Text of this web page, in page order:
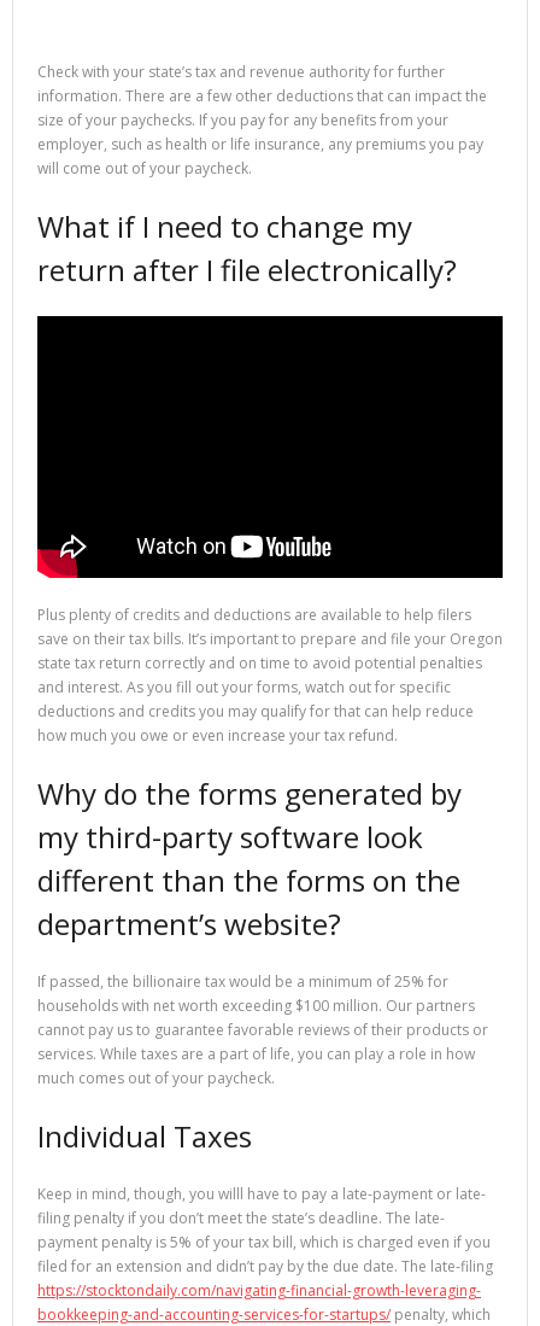
Check with your state’s tax and revenue authority for further
information. There are a few other deductions that can impact the
size of your paychecks. If you pay for any benefits from your
employer, such as health or life insurance, any premiums you pay
will come out of your paycheck.
What if I need to change my
return after I file electronically?
Plus plenty of credits and deductions are available to help filers
save on their tax bills. It’s important to prepare and file your Oregon
state tax return correctly and on time to avoid potential penalties
and interest. As you fill out your forms, watch out for specific
deductions and credits you may qualify for that can help reduce
how much you owe or even increase your tax refund.
Why do the forms generated by
my third-party software look
different than the forms on the
department’s website?
If passed, the billionaire tax would be a minimum of 25% for
households with net worth exceeding $100 million. Our partners
cannot pay us to guarantee favorable reviews of their products or
services. While taxes are a part of life, you can play a role in how
much comes out of your paycheck.
Individual Taxes
Keep in mind, though, you willl have to pay a late-payment or late-
filing penalty if you don’t meet the state’s deadline. The late-
payment penalty is 5% of your tax bill, which is charged even if you
filed for an extension and didn’t pay by the due date. The late-filing
https://stocktondaily.com/navigating-financial-growth-leveraging-
bookkeeping-and-accounting-services-for-startups/ penalty, which